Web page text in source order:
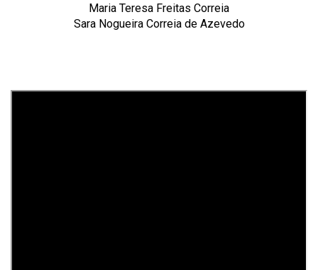
Maria Teresa Freitas Correia
Sara Nogueira Correia de Azevedo